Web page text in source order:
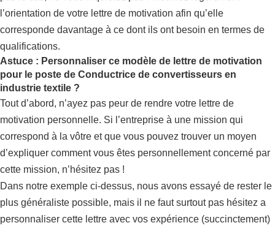
l’orientation de votre lettre de motivation afin qu’elle
corresponde davantage à ce dont ils ont besoin en termes de
qualifications.
Astuce : Personnaliser ce modèle de lettre de motivation
pour le poste de Conductrice de convertisseurs en
industrie textile ?
Tout d’abord, n’ayez pas peur de rendre votre lettre de
motivation personnelle. Si l’entreprise à une mission qui
correspond à la vôtre et que vous pouvez trouver un moyen
d’expliquer comment vous êtes personnellement concerné par
cette mission, n’hésitez pas !
Dans notre exemple ci-dessus, nous avons essayé de rester le
plus généraliste possible, mais il ne faut surtout pas hésitez a
personnaliser cette lettre avec vos expérience (succinctement)